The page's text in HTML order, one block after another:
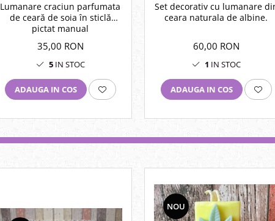
Lumanare craciun parfumata
de ceară de soia în sticlă
pictat manual
35,00 RON
5IN STOC
ADAUGA IN COS
Set decorativ cu lumanare
ceara naturala de albine.
60,00 RON
1 IN STOC
ADAUGA IN COS
NOU